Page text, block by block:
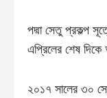
পদ্মা সেতু প্রকল্প
এপ্রিলের শেষ দিকে
২০১৭ সালের ৩০